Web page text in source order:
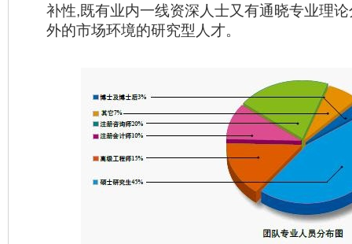
补性,既有业内一线资深人士又有通晓专业理
外的市场环境的研究型人才。